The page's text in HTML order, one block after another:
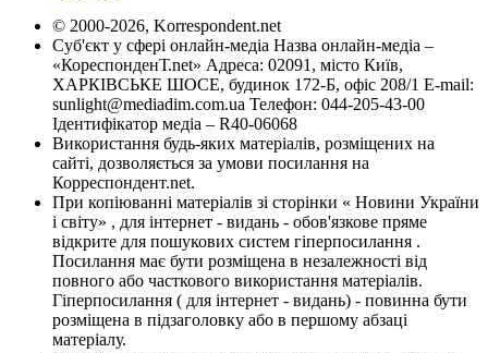
© 2000-2026, Korrespondent.net
Суб'єкт у сфері онлайн-медіа Назва онлайн-медіа –
«КореспонденТ.net» Адреса: 02091, місто Київ,
ХАРКІВСЬКЕ ШОСЕ, будинок 172-Б, офіс 208/1 E-mail:
sunlight@mediadim.com.ua Телефон: 044-205-43-00
Ідентифікатор медіа – R40-06068
Використання будь-яких матеріалів, розміщених на
сайті, дозволяється за умови посилання на
Корреспондент.net.
При копіюванні матеріалів зі сторінки « Новини України
і світу» , для інтернет - видань - обов'язкове пряме
відкрите для пошукових систем гіперпосилання .
Посилання має бути розміщена в незалежності від
повного або часткового використання матеріалів.
Гіперпосилання ( для інтернет - видань) - повинна бути
розміщена в підзаголовку або в першому абзаці
матеріалу.